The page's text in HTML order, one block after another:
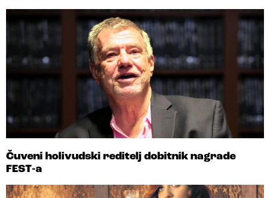
Čuveni holivudski reditelj dobitnik nagrade
FEST-a